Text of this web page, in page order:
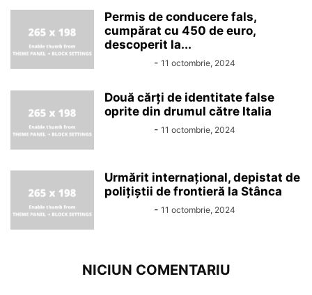
Permis de conducere fals,
cumpărat cu 450 de euro,
descoperit la...
- 11 octombrie, 2024
Două cărți de identitate false
oprite din drumul către Italia
- 11 octombrie, 2024
Urmărit internațional, depistat de
polițiștii de frontieră la Stânca
- 11 octombrie, 2024
NICIUN COMENTARIU